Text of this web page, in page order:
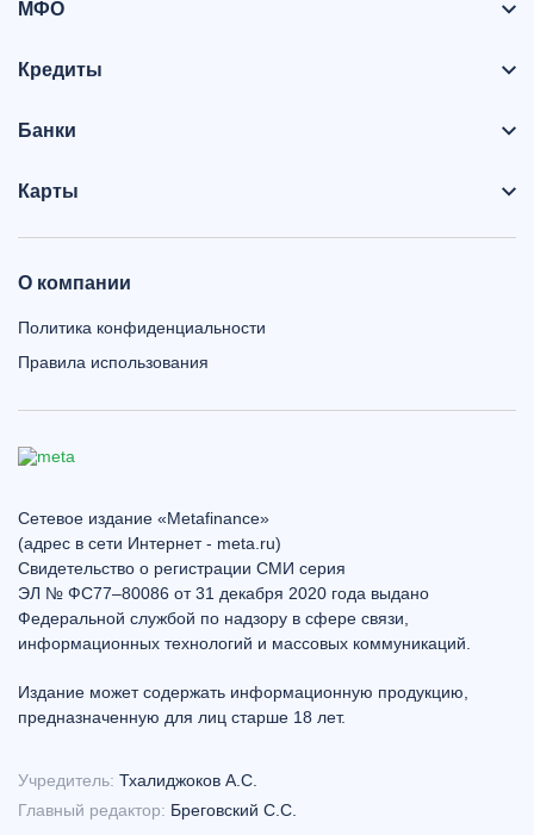
МФО
Кредиты
Банки
Карты
О компании
Политика конфиденциальности
Правила использования
Сетевое издание «Metafinance»
(адрес в сети Интернет - meta.ru)
Свидетельство о регистрации СМИ серия
ЭЛ № ФС77–80086 от 31 декабря 2020 года выдано
Федеральной службой по надзору в сфере связи,
информационных технологий и массовых коммуникаций.
Издание может содержать информационную продукцию,
предназначенную для лиц старше 18 лет.
Учредитель: Тхалиджоков А.С.
Главный редактор: Бреговский С.С.